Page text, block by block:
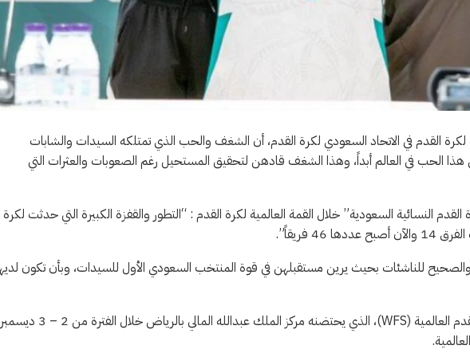
لكرة القدم في الاتحاد السعودي لكرة القدم، أن الشغف والحب الذي تمتلكه السيدات والشابات
هذا الحب في العالم أبداً، وهذا الشغف قادهن لتحقيق المستحيل رغم الصعوبات والعثرات التي
النسائية السعودية” خلال القمة العالمية لكرة القدم : “التطور والقفزة الكبيرة التي حدثت لكرة
فريقاً”.
للناشئات بحيث يرين مستقبلهن في قوة المنتخب السعودي الأول للسيدات، وبأن تكون
وانطلقت، اليوم الاثنين، أعمال مؤتمر قمة كرة القدم العالمية (WFS)، الذي يحتضنه مركز الملك عبدالله المالي بالرياض خلال الفترة من 2 – 3 ديسمبر